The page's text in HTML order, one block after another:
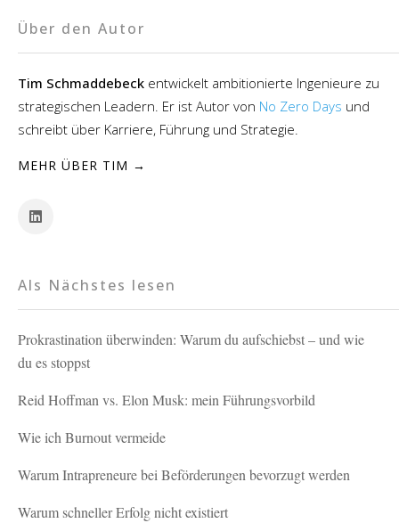
Über den Autor
Tim Schmaddebeck entwickelt ambitionierte Ingenieure zu
strategischen Leadern. Er ist Autor von No Zero Days und
schreibt über Karriere, Führung und Strategie.
MEHR ÜBER TIM →
Als Nächstes lesen
Prokrastination überwinden: Warum du aufschiebst – und wie
du es stoppst
Reid Hoffman vs. Elon Musk: mein Führungsvorbild
Wie ich Burnout vermeide
Warum Intrapreneure bei Beförderungen bevorzugt werden
Warum schneller Erfolg nicht existiert